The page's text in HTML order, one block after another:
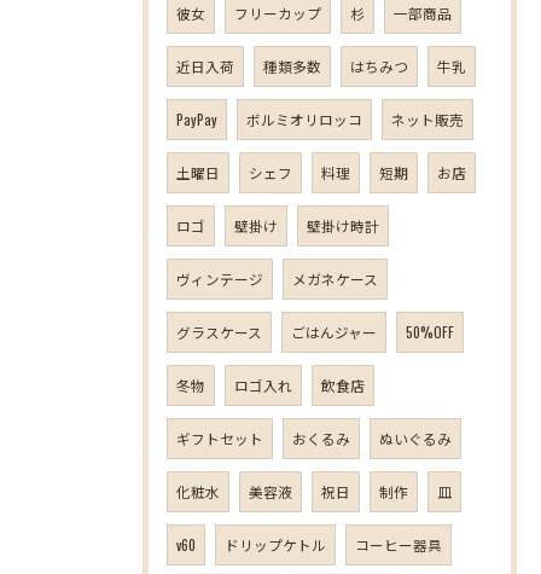
彼女 フリーカップ 杉 一部商品
近日入荷 種類多数 はちみつ 牛乳
PayPay ボルミオリロッコ ネット販売
土曜日 シェフ 料理 短期 お店
ロゴ 壁掛け 壁掛け時計
ヴィンテージ メガネケース
グラスケース ごはんジャー 50%OFF
冬物 ロゴ入れ 飲食店
ギフトセット おくるみ ぬいぐるみ
化粧水 美容液 祝日 制作 皿
v60 ドリップケトル コーヒー器具